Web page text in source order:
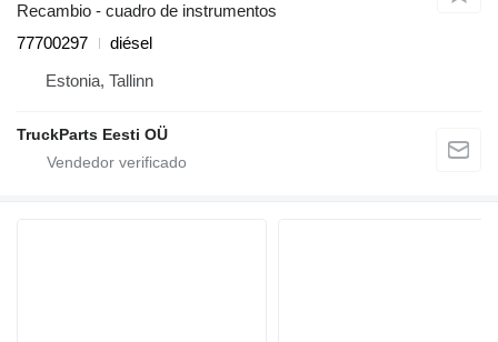
Recambio - cuadro de instrumentos
77700297
diésel
Estonia, Tallinn
TruckParts Eesti OÜ